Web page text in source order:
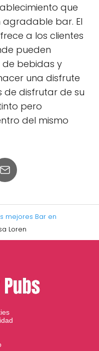
que
bar. El
a los clientes
pueden
bebidas y
una disfrute
de disfrutar de su
pero
del mismo
mejores Bar en
Loren